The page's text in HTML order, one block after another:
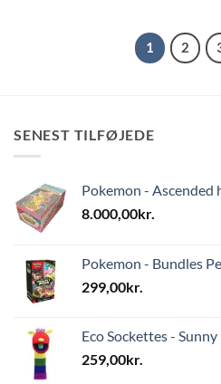
1 2
SENEST TILFØJEDE
Pokemon - Ascended
8.000,00kr.
Pokemon - Bundles
299,00kr.
Eco Sockettes - Sunny
259,00kr.